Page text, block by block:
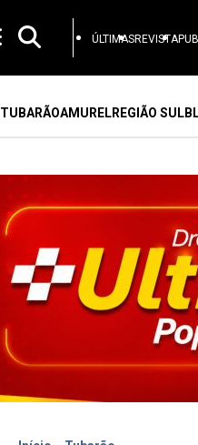
ÚLTIMASREVISTA
TUBARÃOAMURELREGIÃO SUL